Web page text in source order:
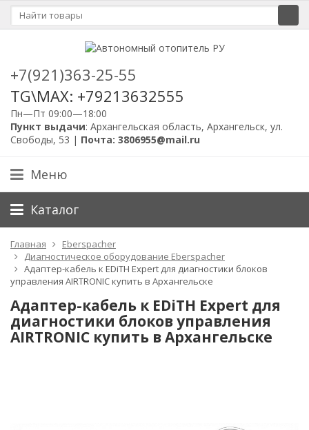
+7(921)363-25-55
TG\MAX: +79213632555
Пн—Пт 09:00—18:00
Пункт выдачи: Архангельская область, Архангельск, ул.
Свободы, 53 | Почта: 3806955@mail.ru
Меню
Каталог
Главная
Eberspacher
Диагностическое оборудование Eberspacher
Адаптер-кабель к EDiTH Expert для диагностики блоков
управления AIRTRONIC купить в Архангельске
Адаптер-кабель к EDiTH Expert для
диагностики блоков управления
AIRTRONIC купить в Архангельске